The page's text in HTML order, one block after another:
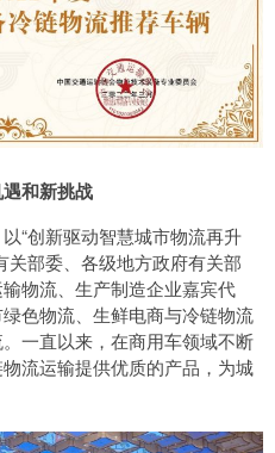
和新挑战
“创新驱动智慧城市物流再升
关部委、各级地方政府有关部
物流、生产制造企业嘉宾代
色物流、生鲜电商与冷链物流
一直以来，在商用车领域不断
流运输提供优质的产品，为城